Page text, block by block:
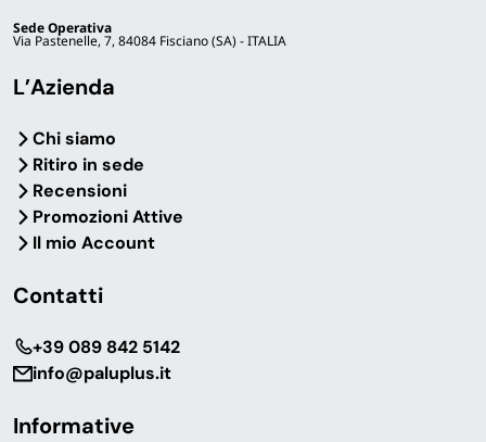
Sede Operativa
Via Pastenelle, 7, 84084 Fisciano (SA) - ITALIA
L’Azienda
Chi siamo
Ritiro in sede
Recensioni
Promozioni Attive
Il mio Account
Contatti
‎+39 089 842 5142
info@paluplus.it
Informative